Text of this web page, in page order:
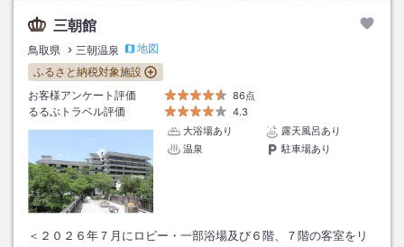
三朝館
鳥取県 三朝温泉
地図
ふるさと納税対象施設
お客様アンケート評価
86点
るるぶトラベル評価
4.3
大浴場あり
露天風呂あり
温泉
駐車場あり
＜２０２６年７月にロビー・一部浴場及び６階、７階の客室をリ